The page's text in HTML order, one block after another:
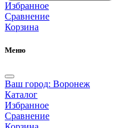
Избранное
Сравнение
Корзина
Меню
Ваш город: Воронеж
Каталог
Избранное
Сравнение